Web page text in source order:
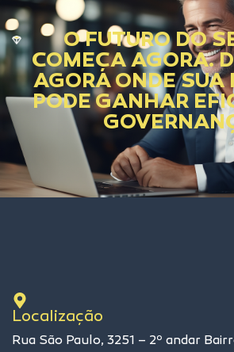
O FUTURO DO
COMEÇA AGORA.
AGORA ONDE SUA
PODE GANHAR
Localização
Rua São Paulo, 3251 – 2º andar